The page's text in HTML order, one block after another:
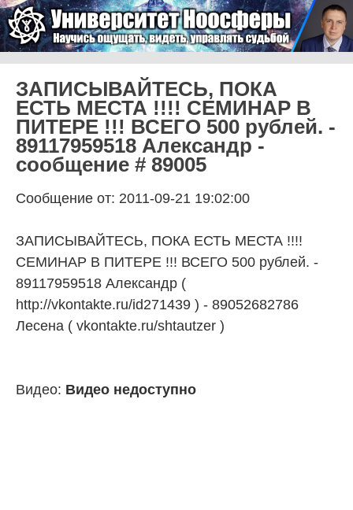
Университет Ноосферы
ЗАПИСЫВАЙТЕСЬ, ПОКА
ЕСТЬ МЕСТА !!!! СЕМИНАР В
ПИТЕРЕ !!! ВСЕГО 500 рублей. -
89117959518 Александр -
сообщение # 89005
Сообщение от: 2011-09-21 19:02:00
ЗАПИСЫВАЙТЕСЬ, ПОКА ЕСТЬ МЕСТА !!!!
СЕМИНАР В ПИТЕРЕ !!! ВСЕГО 500 рублей. -
89117959518 Александр (
http://vkontakte.ru/id271439 ) - 89052682786
Лесена ( vkontakte.ru/shtautzer )
Видео: Видео недоступно